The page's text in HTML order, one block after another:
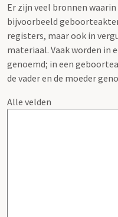
Er zijn veel bronnen
bijvoorbeeld
registers, maar ook in
materiaal. Vaak worden in
genoemd; in een
de vader en de moeder
Alle velden